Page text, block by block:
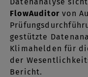
FlowAuditor von
gestützte
Klimahelden für
der
Bericht.